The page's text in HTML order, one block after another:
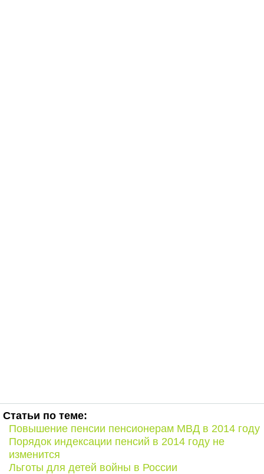
Статьи по теме:
Повышение пенсии пенсионерам МВД в 2014 году
Порядок индексации пенсий в 2014 году не
изменится
Льготы для детей войны в России